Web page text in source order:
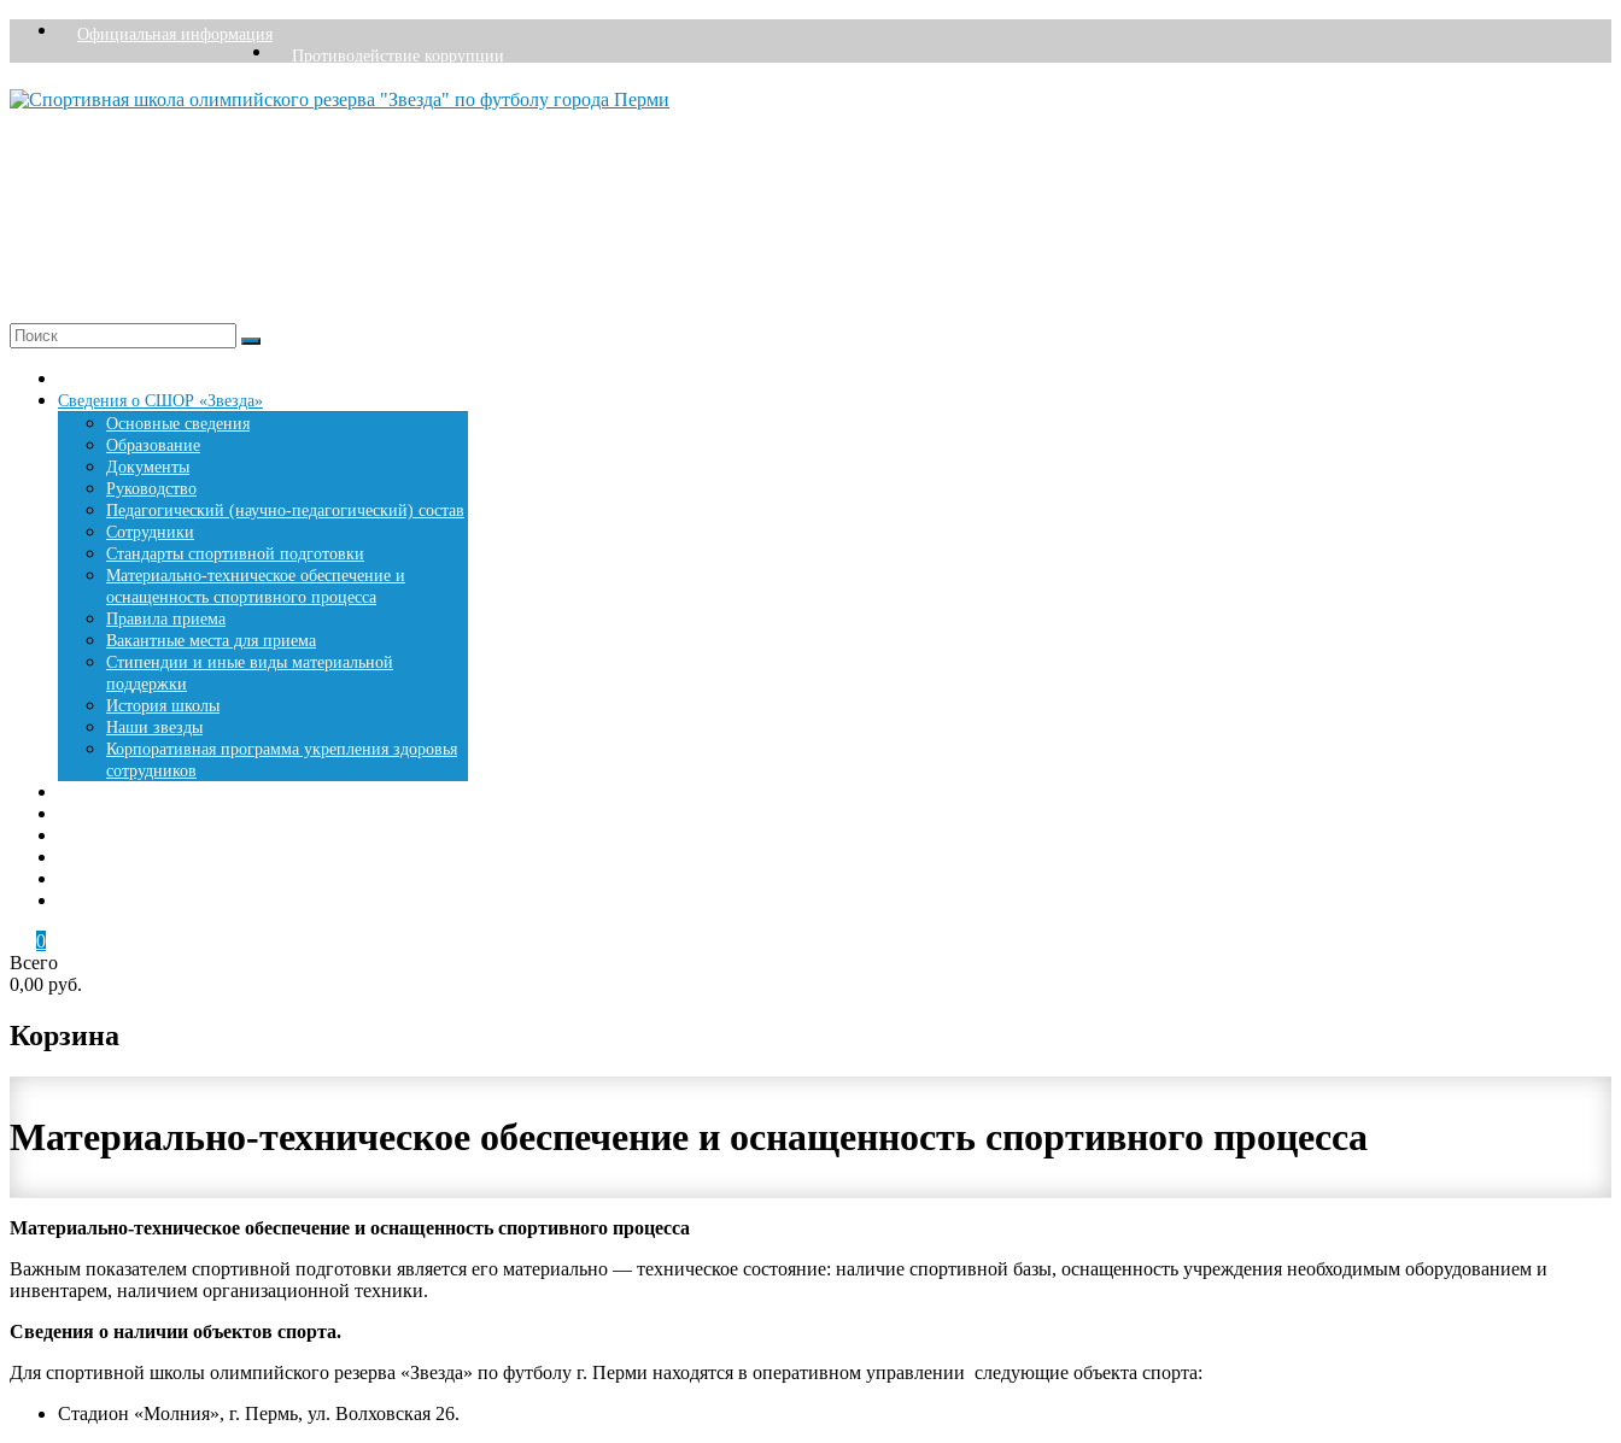
ПерейтиОфициальная информация
Противодействие коррупции
Меню
Сведения о СШОР «Звезда»
Основные сведения
Образование
Документы
Руководство
Педагогический (научно-педагогический) состав
Сотрудники
Стандарты спортивной подготовки
Материально-техническое обеспечение и
оснащенность спортивного процесса
Правила приема
Вакантные места для приема
Стипендии и иные виды материальной
поддержки
История школы
Наши звезды
Корпоративная программа укрепления здоровья
сотрудников
0
Всего
0,00 руб.
Корзина
Материально-техническое обеспечение и оснащенность спортивного процесса
Материально-техническое обеспечение и оснащенность спортивного процесса
Важным показателем спортивной подготовки является его материально — техническое состояние: наличие спортивной базы, оснащенность учреждения необходимым оборудованием и
инвентарем, наличием организационной техники.
Сведения о наличии объектов спорта.
Для спортивной школы олимпийского резерва «Звезда» по футболу г. Перми находятся в оперативном управлении следующие объекта спорта:
Стадион «Молния», г. Пермь, ул. Волховская 26.